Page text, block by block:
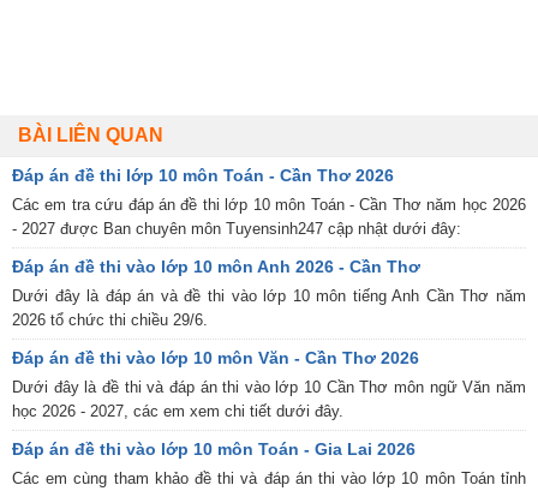
BÀI LIÊN QUAN
Đáp án đề thi lớp 10 môn Toán - Cần Thơ 2026
Các em tra cứu đáp án đề thi lớp 10 môn Toán - Cần Thơ năm học 2026
- 2027 được Ban chuyên môn Tuyensinh247 cập nhật dưới đây:
Đáp án đề thi vào lớp 10 môn Anh 2026 - Cần Thơ
Dưới đây là đáp án và đề thi vào lớp 10 môn tiếng Anh Cần Thơ năm
2026 tổ chức thi chiều 29/6.
Đáp án đề thi vào lớp 10 môn Văn - Cần Thơ 2026
Dưới đây là đề thi và đáp án thi vào lớp 10 Cần Thơ môn ngữ Văn năm
học 2026 - 2027, các em xem chi tiết dưới đây.
Đáp án đề thi vào lớp 10 môn Toán - Gia Lai 2026
Các em cùng tham khảo đề thi và đáp án thi vào lớp 10 môn Toán tỉnh